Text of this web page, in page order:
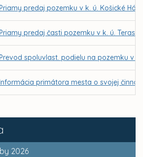
2026
Priamy predaj pozemku v k. ú. Košické
Priamy predaj časti pozemku v k. ú. Terasa
Prevod spoluvlast. podielu na pozemku v
Informácia primátora mesta o svojej